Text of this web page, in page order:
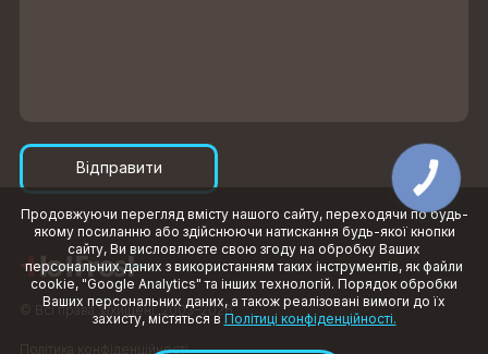
Відправити
© Всі права захищені, 2003–2026
Політика конфіденційності
Продовжуючи перегляд вмісту нашого сайту, переходячи по будь-
якому посиланню або здійснюючи натискання будь-якої кнопки
сайту, Ви висловлюєте свою згоду на обробку Ваших
персональних даних з використанням таких інструментів, як файли
cookie, "Google Analytics" та інших технологій. Порядок обробки
Ваших персональних даних, а також реалізовані вимоги до їх
захисту, містяться в Політиці конфіденційності.
КНОПКА
ЗВ'ЯЗКУ